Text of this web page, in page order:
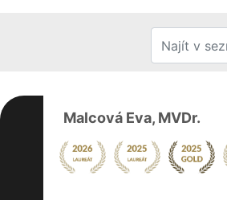
Malcová Eva, MVDr.